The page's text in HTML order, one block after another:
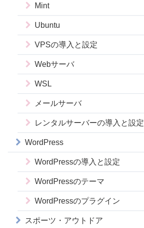
Mint
Ubuntu
VPSの導入と設定
Webサーバ
WSL
メールサーバ
レンタルサーバーの導入と設定
WordPress
WordPressの導入と設定
WordPressのテーマ
WordPressのプラグイン
スポーツ・アウトドア